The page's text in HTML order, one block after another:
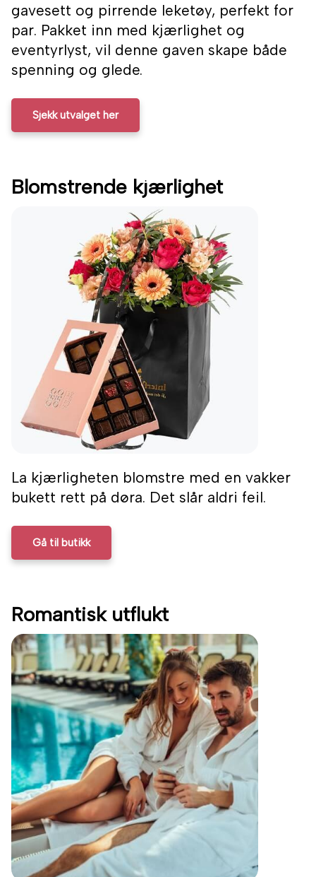
gavesett og pirrende leketøy, perfekt for
par. Pakket inn med kjærlighet og
eventyrlyst, vil denne gaven skape både
spenning og glede.
Sjekk utvalget her
Blomstrende kjærlighet
La kjærligheten blomstre med en vakker
bukett rett på døra. Det slår aldri feil.
Gå til butikk
Romantisk utflukt